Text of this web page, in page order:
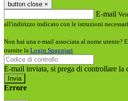
button close ×
E-mail
all'indirizzo indicato con le istruzioni
Non hai una e-mail associata al nome utente?
tramite la Login Spaggiari
E-mail inviata, si prega di controllare la
Errore